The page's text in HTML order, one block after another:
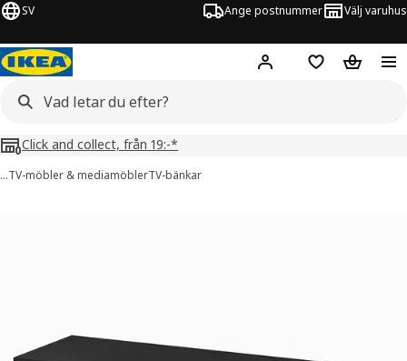
SV Ange postnummer Välj varuhus
Hej! Logga inInköpslistaVarukorg
Click and collect, från 19:-*
…TV-möbler & mediamöblerTV-bänkar